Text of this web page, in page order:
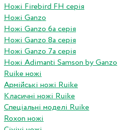
Ножі Firebird FH серія
Ножі Ganzo
Ножі Ganzo 6а серія
Ножі Ganzo 8а серія
Ножі Ganzo 7а серія
Ножі Adimanti Samson by Ganzo
Ruike ножі
Армійські ножі Ruike
Класичні ножі Ruike
Спеціальні моделі Ruike
Roxon ножi